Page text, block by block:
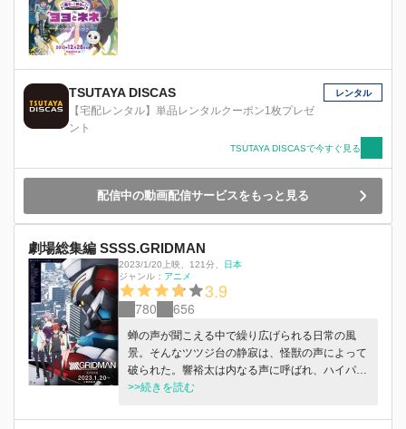
TSUTAYA DISCAS
【宅配レンタル】単品レンタルクーポン1枚プレゼ
ント
レンタル
TSUTAYA DISCASで今すぐ見る
配信中の動画配信サービスをもっと見る
劇場総集編 SSSS.GRIDMAN
2023/1/20上映 121分
日本
ジャンル： アニメ
3.9
780 656
蝉の声が聞こえる中で繰り広げられる日常の風
景。そんなツツジ台の静寂は、怪獣の声によって
破られた。響裕太は内なる声に呼ばれ、ハイパー
エージェント・グリッドマンと一体化する。グリ
ができた。 裕太のクラスメートの内海将、宝多
>>続きを読む